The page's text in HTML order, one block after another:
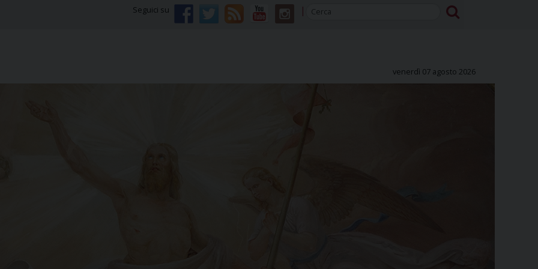
Seguici su
venerdì 07 agosto 2026